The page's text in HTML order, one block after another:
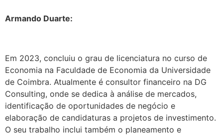
Armando Duarte:
Em 2023, concluiu o grau de licenciatura no curso de
Economia na Faculdade de Economia da Universidade
de Coimbra. Atualmente é consultor financeiro na DG
Consulting, onde se dedica à análise de mercados,
identificação de oportunidades de negócio e
elaboração de candidaturas a projetos de investimento.
O seu trabalho inclui também o planeamento e